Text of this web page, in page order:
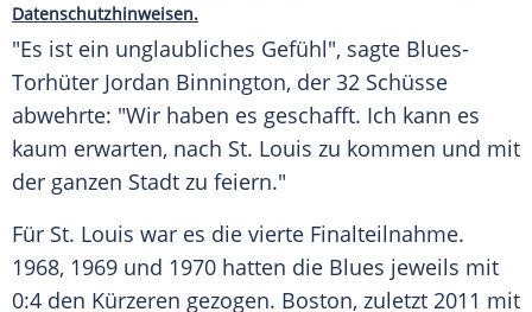
Datenschutzhinweisen.
"Es ist ein unglaubliches Gefühl", sagte Blues-
Torhüter Jordan Binnington, der 32 Schüsse
abwehrte: "Wir haben es geschafft. Ich kann es
kaum erwarten, nach St. Louis zu kommen und mit
der ganzen Stadt zu feiern."
Für St. Louis war es die vierte Finalteilnahme.
1968, 1969 und 1970 hatten die Blues jeweils mit
0:4 den Kürzeren gezogen. Boston, zuletzt 2011 mit